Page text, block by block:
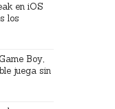
en iOS
los
Boy,
juega sin